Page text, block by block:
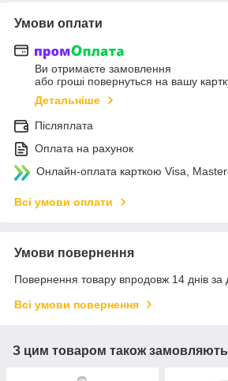
Умови оплати
Ви отримаєте замовлення
або гроші повернуться на вашу
Детальніше
Післяплата
Оплата на рахунок
Онлайн-оплата карткою Visa,
Всі умови оплати
Умови повернення
Повернення товару впродовж 14 днів за
Всі умови повернення
З цим товаром також замовляють